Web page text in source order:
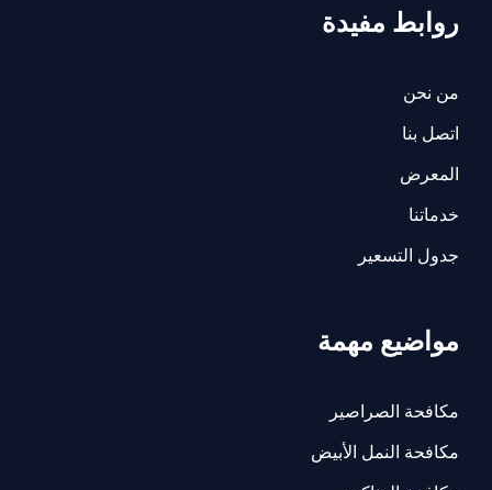
روابط مفيدة
من نحن
اتصل بنا
المعرض
خدماتنا
جدول التسعير
مواضيع مهمة
مكافحة الصراصير
مكافحة النمل الأبيض